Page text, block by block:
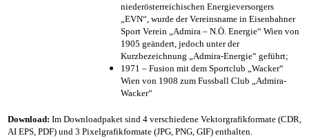
niederösterreichischen Energieversorgers
„EVN“, wurde der Vereinsname in Eisenbahner
Sport Verein „Admira – N.Ö. Energie“ Wien von
1905 geändert, jedoch unter der
Kurzbezeichnung „Admira-Energie“ geführt;
1971 – Fusion mit dem Sportclub „Wacker“
Wien von 1908 zum Fussball Club „Admira-
Wacker“
Download: Im Downloadpaket sind 4 verschiedene Vektorgrafikformate (CDR,
AI EPS, PDF) und 3 Pixelgrafikformate (JPG, PNG, GIF) enthalten.